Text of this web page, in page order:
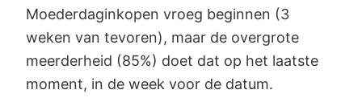
Moederdaginkopen vroeg beginnen (3
weken van tevoren), maar de overgrote
meerderheid (85%) doet dat op het laatste
moment, in de week voor de datum.